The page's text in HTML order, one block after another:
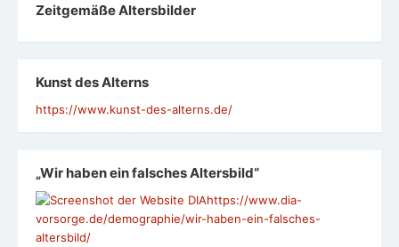
Zeit­ge­mäße Alters­bil­der
Kunst des Alterns
https://www.kunst-des-alterns.de/
„Wir haben ein falsches Altersbild“
https://www.dia-
vorsorge.de/demographie/wir-haben-ein-falsches-
altersbild/